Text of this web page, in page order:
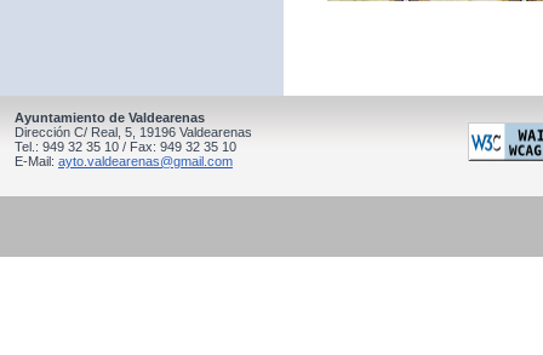
Ayuntamiento de Valdearenas
Dirección C/ Real, 5, 19196 Valdearenas
Tel.: 949 32 35 10 / Fax: 949 32 35 10
E-Mail: ayto.valdearenas@gmail.com